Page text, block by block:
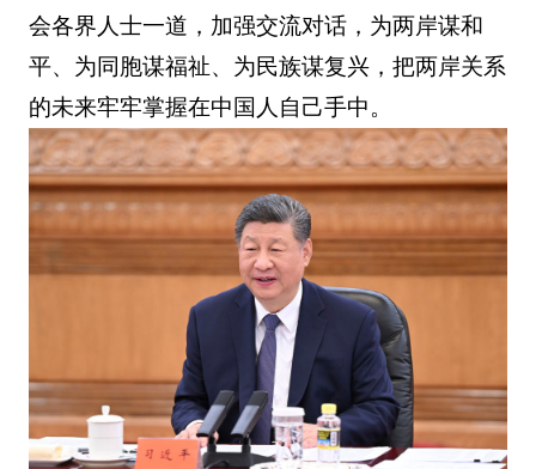
会各界人士一道，加强交流对话，为两岸谋和
平、为同胞谋福祉、为民族谋复兴，把两岸关系
的未来牢牢掌握在中国人自己手中。